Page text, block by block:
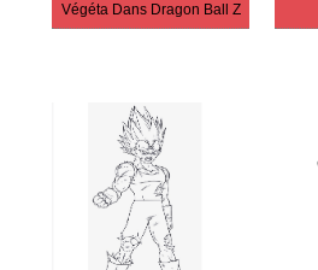
Végéta Dans Dragon Ball Z